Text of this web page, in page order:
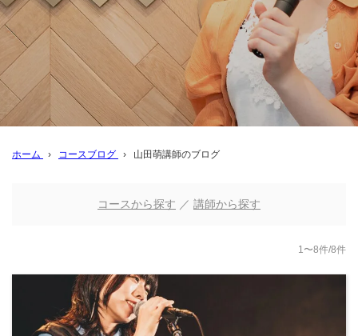
ホーム › コースブログ › 山田萌講師のブログ
コースから探す ／ 講師から探す
1〜8件/8件